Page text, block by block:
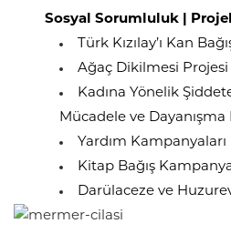
Sosyal Sorumluluk |
Türk Kızılay’ı Kan
Ağaç Dikilmesi Projesi
Kadına Yönelik
Mücadele ve
Yardım
Kitap Bağış
Darülaceze ve